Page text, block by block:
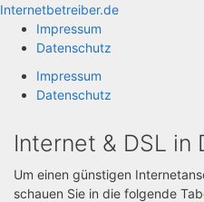
Zum
Inhalt
springen
Internetbetreiber.de
Impressum
Datenschutz
Impressum
Datenschutz
Internet & DSL in
Um einen günstigen
schauen Sie in die folgende